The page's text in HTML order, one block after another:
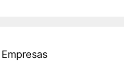
Empresas